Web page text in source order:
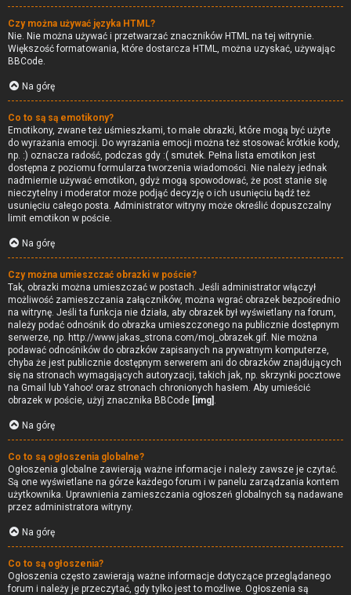
Czy można używać języka HTML?
Nie. Nie można używać i przetwarzać znaczników HTML na tej witrynie.
Większość formatowania, które dostarcza HTML, można uzyskać, używając
BBCode.
Na górę
Co to są są emotikony?
Emotikony, zwane też uśmieszkami, to małe obrazki, które mogą być użyte
do wyrażania emocji. Do wyrażania emocji można też stosować krótkie kody,
np. :) oznacza radość, podczas gdy :( smutek. Pełna lista emotikon jest
dostępna z poziomu formularza tworzenia wiadomości. Nie należy jednak
nadmiernie używać emotikon, gdyż mogą spowodować, że post stanie się
nieczytelny i moderator może podjąć decyzję o ich usunięciu bądź też
usunięciu całego posta. Administrator witryny może określić dopuszczalny
limit emotikon w poście.
Na górę
Czy można umieszczać obrazki w poście?
Tak, obrazki można umieszczać w postach. Jeśli administrator włączył
możliwość zamieszczania załączników, można wgrać obrazek bezpośrednio
na witrynę. Jeśli ta funkcja nie działa, aby obrazek był wyświetlany na forum,
należy podać odnośnik do obrazka umieszczonego na publicznie dostępnym
serwerze, np. http://www.jakas_strona.com/moj_obrazek.gif. Nie można
podawać odnośników do obrazków zapisanych na prywatnym komputerze,
chyba że jest publicznie dostępnym serwerem ani do obrazków znajdujących
się na stronach wymagających autoryzacji, takich jak, np. skrzynki pocztowe
na Gmail lub Yahoo! oraz stronach chronionych hasłem. Aby umieścić
obrazek w poście, użyj znacznika BBCode [img] .
Na górę
Co to są ogłoszenia globalne?
Ogłoszenia globalne zawierają ważne informacje i należy zawsze je czytać.
Są one wyświetlane na górze każdego forum i w panelu zarządzania kontem
użytkownika. Uprawnienia zamieszczania ogłoszeń globalnych są nadawane
przez administratora witryny.
Na górę
Co to są ogłoszenia?
Ogłoszenia często zawierają ważne informacje dotyczące przeglądanego
forum i należy je przeczytać, gdy tylko jest to możliwe. Ogłoszenia są